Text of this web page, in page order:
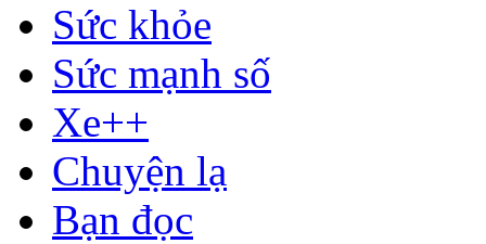
Sức khỏe
Sức mạnh số
Xe++
Chuyện lạ
Bạn đọc